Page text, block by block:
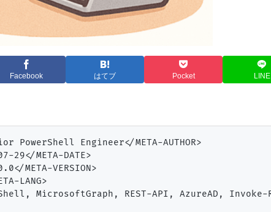
Facebook はてブ Pocket LINE
PowerShell Engineer</META-AUTHOR>
29</META-DATE>
META-VERSION>
LANG>
MicrosoftGraph, REST-API, AzureAD, Invoke-